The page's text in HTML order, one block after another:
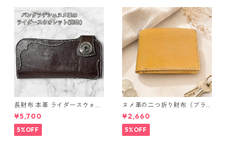
長財布 本革 ライダースウォレ
ット 国産 ヌメ革 ブラウン バ
ングラデシュ l175 レザー 革財
布 ハンドメイド 経年変化
¥5,700
5%OFF
ヌメ革の二つ折り財布（ブラ
ウン系）
¥2,660
5%OFF